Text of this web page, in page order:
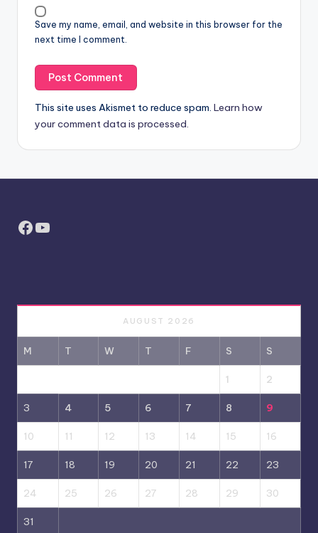
Save my name, email, and website in this browser for the
next time I comment.
This site uses Akismet to reduce spam. Learn how
your comment data is processed.
Facebook
YouTube
AUGUST 2026
M T W T F S S
1 2
3 4 5 6 7 8 9
10 11 12 13 14 15 16
17 18 19 20 21 22 23
24 25 26 27 28 29 30
31